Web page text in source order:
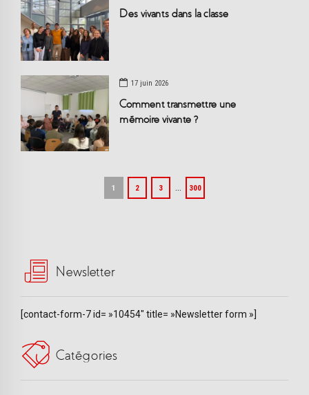
Des vivants dans la classe
17 juin 2026
Comment transmettre une
mémoire vivante ?
1 2 3 … 300
Newsletter
[contact-form-7 id= »10454″ title= »Newsletter form »]
Catégories